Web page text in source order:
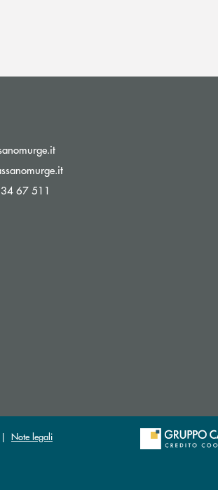
(si apre l’app di posta elettronica)
(si apre l’app di posta elettronica)
67 511
| Note legali